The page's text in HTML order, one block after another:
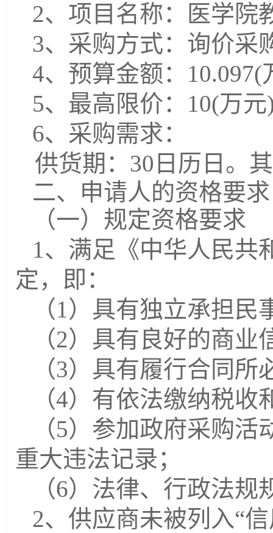
2、项目名称：
医学院
3、采购方式：询价采
4、预算金额： 10.097(
5、最高限价： 10(万元
6、采购需求：
供货期： 30日历日。
二、申请人的资格要求
（一）规定资格要求
1、满足《中华人民共
定，即：
（1）具有独立承担民
（2）具有良好的商业
（3）具有履行合同所
（4）有依法缴纳税收
（5）参加政府采购活
重大违法记录；
（6）法律、行政法规
2、供应商未被列入“